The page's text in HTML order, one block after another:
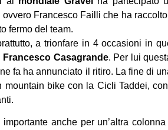
ovvero Francesco Failli che ha
fermo del team.
a trionfare in 4 occasioni in
Francesco Casagrande. Per lui
fa ha annunciato il ritiro. La fine di
mountain bike con la Cicli Taddei,
importante anche per un’altra